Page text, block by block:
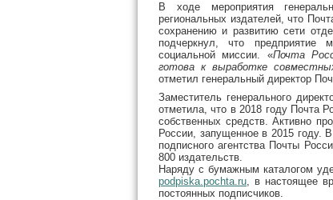
В ходе мероприятия
региональных издателей, что
сохранению и развитию сети
подчеркнул, что предприятие
социальной миссии. «Почта
готова к выработке
отметил генеральный директор
Заместитель генерального
отметила, что в 2018 году Почта
собственных средств. Активно
России, запущенное в 2015 году.
подписного агентства Почты
800 издательств.
Наряду с бумажным каталогом
podpiska.pochta.ru, в настоящее
постоянных подписчиков.